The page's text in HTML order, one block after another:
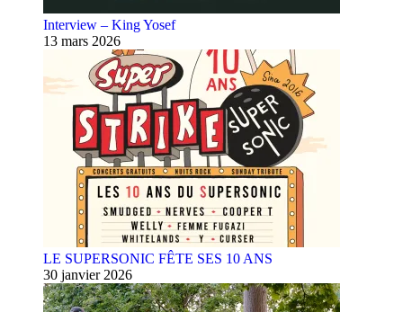
Interview – King Yosef
13 mars 2026
LE SUPERSONIC FÊTE SES 10 ANS
30 janvier 2026